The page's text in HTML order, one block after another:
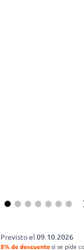
Previsto el 09.10.2026
5% de descuentosi se pide